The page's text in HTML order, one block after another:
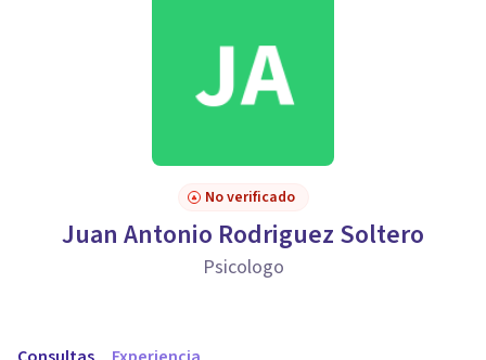
No verificado
Juan Antonio Rodriguez Soltero
Psicologo